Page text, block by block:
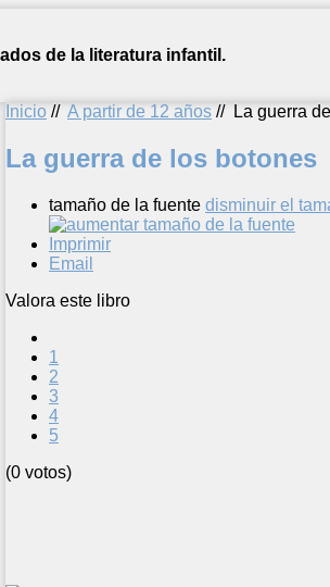
de la literatura infantil.
Inicio // A partir de 12 años // La guerra
La guerra de los botones
tamaño de la fuente disminuir el
Imprimir
Email
Valora este libro
1
2
3
4
5
(0 votos)